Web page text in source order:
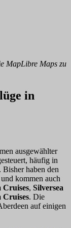
MapLibre Maps zu
in
ausgewählter
häufig in
haben den
kommen auch
Cruises, Silversea
Cruises. Die
auf einigen